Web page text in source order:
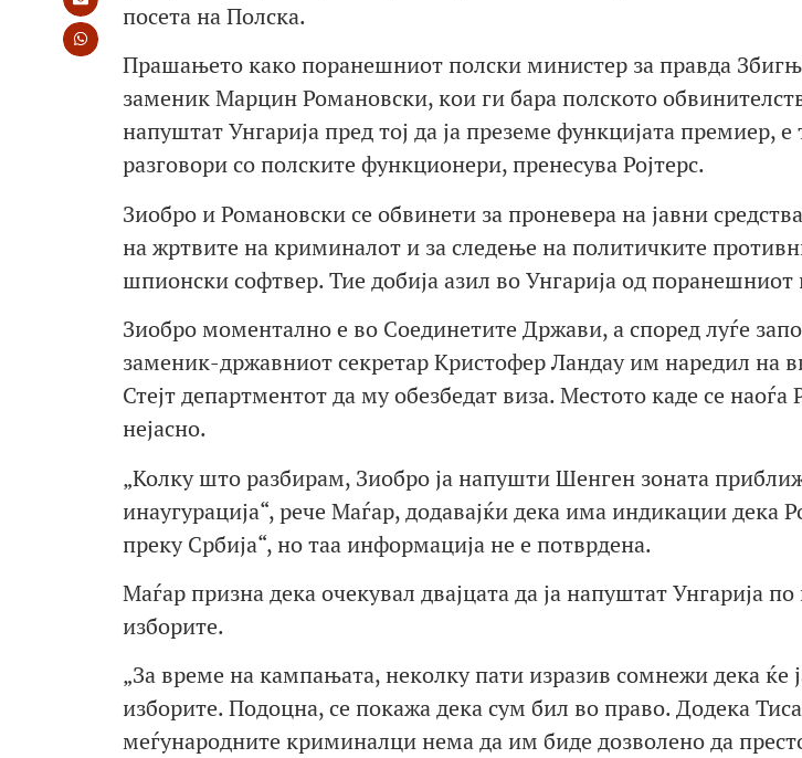
посета на Полска.
Прашањето како поранешниот полски министер за правда
заменик Марцин Романовски, кои ги бара полското
напуштат Унгарија пред тој да ја преземе функцијата премиер,
разговори со полските функционери, пренесува Ројтерс.
Зиобро и Романовски се обвинети за проневера на јавни
на жртвите на криминалот и за следење на политичките
шпионски софтвер. Тие добија азил во Унгарија од
Зиобро моментално е во Соединетите Држави, а според луѓе
заменик-државниот секретар Кристофер Ландау им наредил на
Стејт департментот да му обезбедат виза. Местото каде се
нејасно.
„Колку што разбирам, Зиобро ја напушти Шенген зоната
инаугурација“, рече Маѓар, додавајќи дека има индикации дека
преку Србија“, но таа информација не е потврдена.
Маѓар призна дека очекувал двајцата да ја напуштат Унгарија
изборите.
„За време на кампањата, неколку пати изразив сомнежи дека ќе
изборите. Подоцна, се покажа дека сум бил во право. Додека
меѓународните криминалци нема да им биде дозволено да